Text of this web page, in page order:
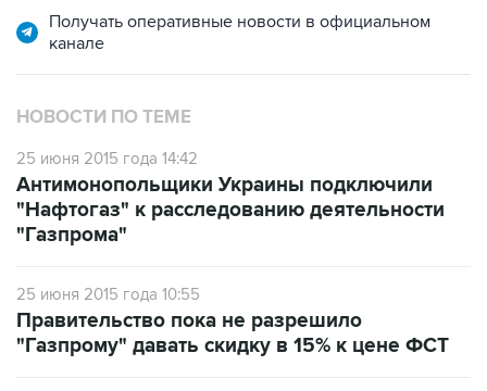
Получать оперативные новости в официальном
канале
НОВОСТИ ПО ТЕМЕ
25 июня 2015 года 14:42
Антимонопольщики Украины подключили
"Нафтогаз" к расследованию деятельности
"Газпрома"
25 июня 2015 года 10:55
Правительство пока не разрешило
"Газпрому" давать скидку в 15% к цене ФСТ